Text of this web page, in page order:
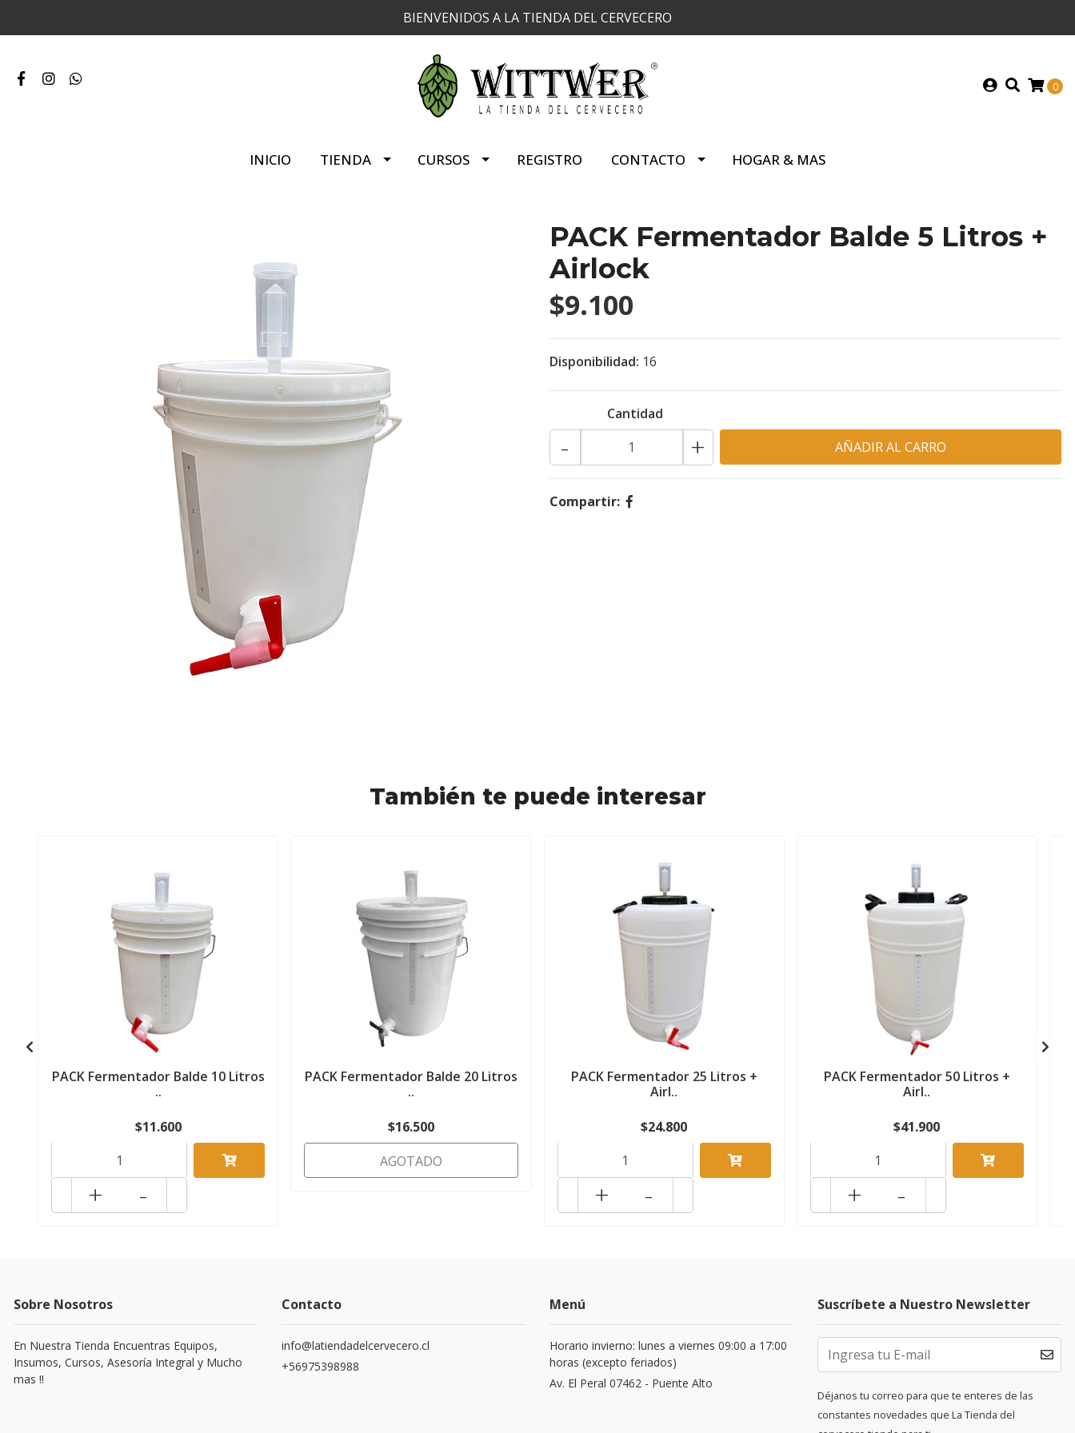
BIENVENIDOS A LA TIENDA DEL CERVECERO
0
INICIO TIENDA CURSOS REGISTRO CONTACTO HOGAR & MAS
PACK Fermentador Balde 5 Litros +
Airlock
$9.100
Disponibilidad: 16
Cantidad
- +
Compartir:
También te puede interesar
PACK Fermentador Balde 10 Litros
..
$11.600
+ -
PACK Fermentador Balde 20 Litros
..
$16.500
AGOTADO
PACK Fermentador 25 Litros +
Airl..
$24.800
+ -
PACK Fermentador 50 Litros +
Airl..
$41.900
+ -
Sobre Nosotros
En Nuestra Tienda Encuentras Equipos,
Insumos, Cursos, Asesoría Integral y Mucho
mas !!
Contacto
info@latiendadelcervecero.cl
+56975398988
Menú
Horario invierno: lunes a viernes 09:00 a 17:00
horas (excepto feriados)
Av. El Peral 07462 - Puente Alto
Suscríbete a Nuestro Newsletter
Déjanos tu correo para que te enteres de las
constantes novedades que La Tienda del